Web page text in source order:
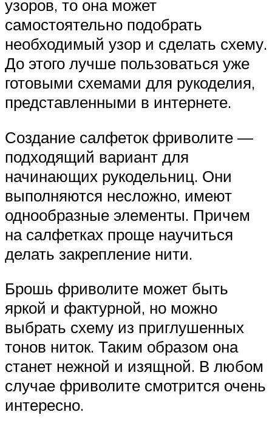
узоров, то она может
самостоятельно подобрать
необходимый узор и сделать схему.
До этого лучше пользоваться уже
готовыми схемами для рукоделия,
представленными в интернете.
Создание салфеток фриволите —
подходящий вариант для
начинающих рукодельниц. Они
выполняются несложно, имеют
однообразные элементы. Причем
на салфетках проще научиться
делать закрепление нити.
Брошь фриволите может быть
яркой и фактурной, но можно
выбрать схему из приглушенных
тонов ниток. Таким образом она
станет нежной и изящной. В любом
случае фриволите смотрится очень
интересно.